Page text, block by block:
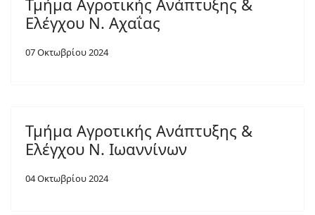
Τμήμα Αγροτικής Ανάπτυξης &
Ελέγχου Ν. Αχαΐας
07 Οκτωβρίου 2024
Τμήμα Αγροτικής Ανάπτυξης &
Ελέγχου Ν. Ιωαννίνων
04 Οκτωβρίου 2024